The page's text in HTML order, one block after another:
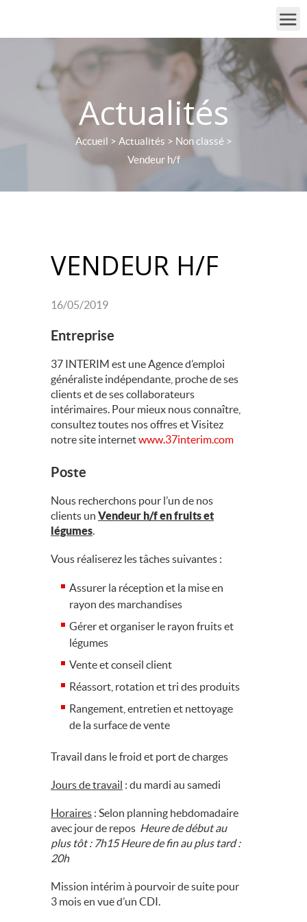
Actualités
Accueil > Actualités > Non classé >
Vendeur h/f
VENDEUR H/F
16/05/2019
Entreprise
37 INTERIM est une Agence d’emploi
généraliste indépendante, proche de ses
clients et de ses collaborateurs
intérimaires. Pour mieux nous connaître,
consultez toutes nos offres et Visitez
notre site internetwww.37interim.com
Poste
Nous recherchons pour l’un de nos
clients un Vendeur h/f en fruits et
légumes.
Vous réaliserez les tâches suivantes :
Assurer la réception et la mise en
rayon des marchandises
Gérer et organiser le rayon fruits et
légumes
Vente et conseil client
Réassort, rotation et tri des produits
Rangement, entretien et nettoyage
de la surface de vente
Travail dans le froid et port de charges
Jours de travail : du mardi au samedi
Horaires : Selon planning hebdomadaire
avec jour de repos Heure de début au
plus tôt : 7h15 Heure de fin au plus tard :
20h
Mission intérim à pourvoir de suite pour
3 mois en vue d’un CDI.